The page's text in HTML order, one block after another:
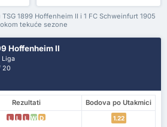
1899 Hoffenheim II i 1 FC Schweinfurt 1905
tekuće sezone
Hoffenheim II
Liga
20
Rezultati
Bodova po Utakmici
L L L W D 1.22